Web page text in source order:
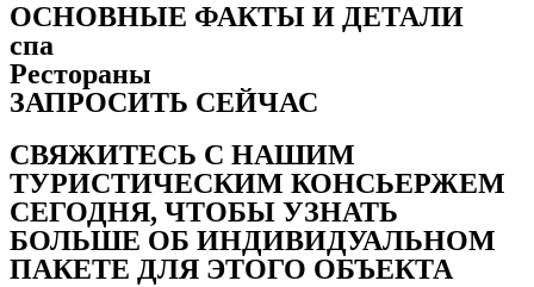
ОСНОВНЫЕ ФАКТЫ И ДЕТАЛИ
спа
Рестораны
ЗАПРОСИТЬ СЕЙЧАС
СВЯЖИТЕСЬ С НАШИМ
ТУРИСТИЧЕСКИМ КОНСЬЕРЖЕМ
СЕГОДНЯ, ЧТОБЫ УЗНАТЬ
БОЛЬШЕ ОБ ИНДИВИДУАЛЬНОМ
ПАКЕТЕ ДЛЯ ЭТОГО ОБЪЕКТА